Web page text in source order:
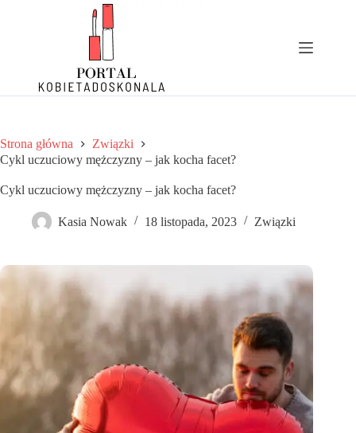
Strona główna
Związki
Cykl uczuciowy mężczyzny – jak kocha facet?
Cykl uczuciowy mężczyzny – jak kocha facet?
Kasia Nowak 18 listopada, 2023 Związki